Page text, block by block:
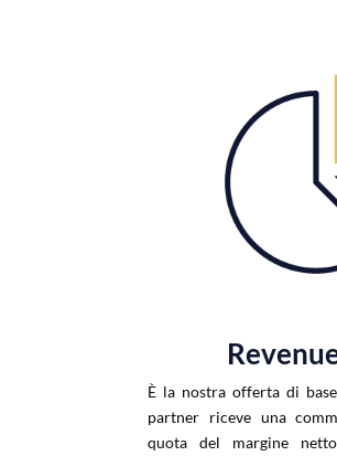
È la nostra offerta di
partner riceve una
quota del margine